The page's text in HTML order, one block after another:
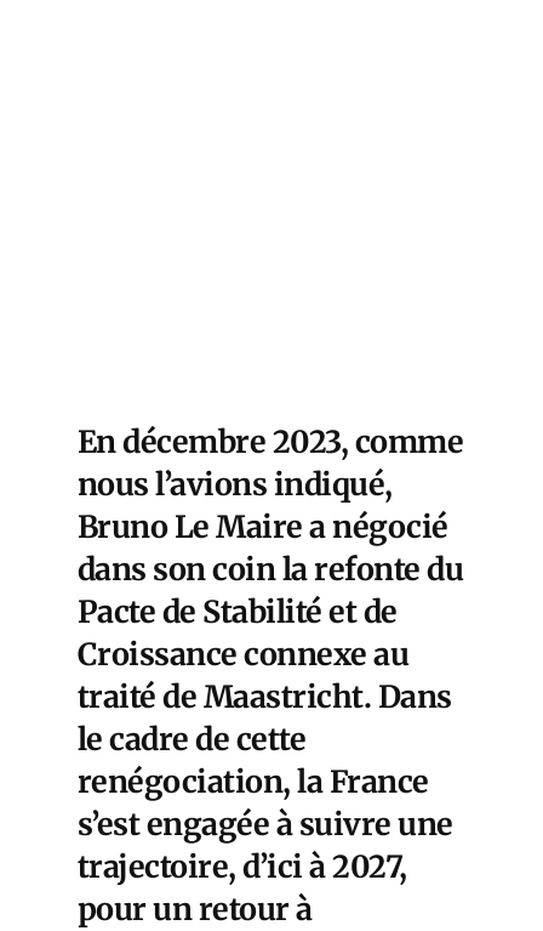
En décembre 2023, comme
nous l’avions indiqué,
Bruno Le Maire a négocié
dans son coin la refonte du
Pacte de Stabilité et de
Croissance connexe au
traité de Maastricht. Dans
le cadre de cette
renégociation, la France
s’est engagée à suivre une
trajectoire, d’ici à 2027,
pour un retour à